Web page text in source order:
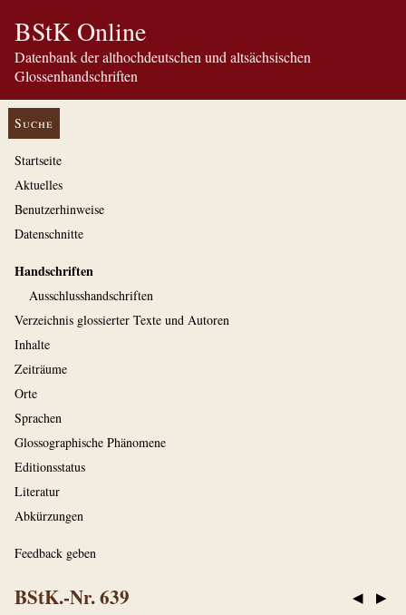
BStK Online
Datenbank der althochdeutschen und altsächsischen
Glossenhandschriften
Suche
Startseite
Aktuelles
Benutzerhinweise
Datenschnitte
Handschriften
Ausschluss­handschriften
Verzeichnis glossierter Texte und Autoren
Inhalte
Zeiträume
Orte
Sprachen
Glossographische Phänomene
Editionsstatus
Literatur
Abkürzungen
Feedback geben
◀ ▶
BStK.-Nr. 639